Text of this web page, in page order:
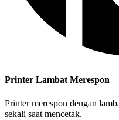
Printer Lambat Merespon
Printer merespon dengan
sekali saat mencetak.